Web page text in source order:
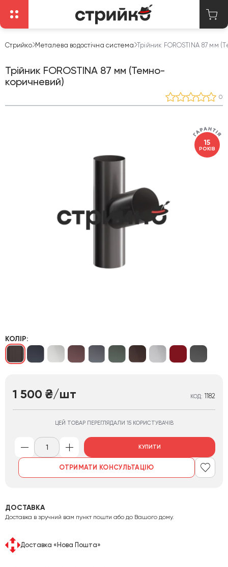
Стрийко Металева водостічна система Трійник FOROSTINA 87 мм
Трійник FOROSTINA 87 мм (Темно-
коричневий)
0
15
РОКІВ
КОЛІР:
1 500 ₴/шт КОД: 1182
ЦЕЙ ТОВАР ПЕРЕГЛЯДАЛИ 15 КОРИСТУВАЧІВ
КУПИТИ
ОТРИМАТИ КОНСУЛЬТАЦІЮ
ДОСТАВКА
Доставка в зручний вам пункт пошти або до Вашого дому.
Доставка «Нова Пошта»